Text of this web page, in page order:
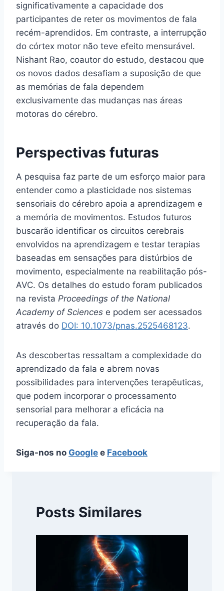
significativamente a capacidade dos
participantes de reter os movimentos de fala
recém-aprendidos. Em contraste, a interrupção
do córtex motor não teve efeito mensurável.
Nishant Rao, coautor do estudo, destacou que
os novos dados desafiam a suposição de que
as memórias de fala dependem
exclusivamente das mudanças nas áreas
motoras do cérebro.
Perspectivas futuras
A pesquisa faz parte de um esforço maior para
entender como a plasticidade nos sistemas
sensoriais do cérebro apoia a aprendizagem e
a memória de movimentos. Estudos futuros
buscarão identificar os circuitos cerebrais
envolvidos na aprendizagem e testar terapias
baseadas em sensações para distúrbios de
movimento, especialmente na reabilitação pós-
AVC. Os detalhes do estudo foram publicados
na revista Proceedings of the National
Academy of Sciences e podem ser acessados
através do DOI: 10.1073/pnas.2525468123.
As descobertas ressaltam a complexidade do
aprendizado da fala e abrem novas
possibilidades para intervenções terapêuticas,
que podem incorporar o processamento
sensorial para melhorar a eficácia na
recuperação da fala.
Siga-nos no Google e Facebook
Posts Similares